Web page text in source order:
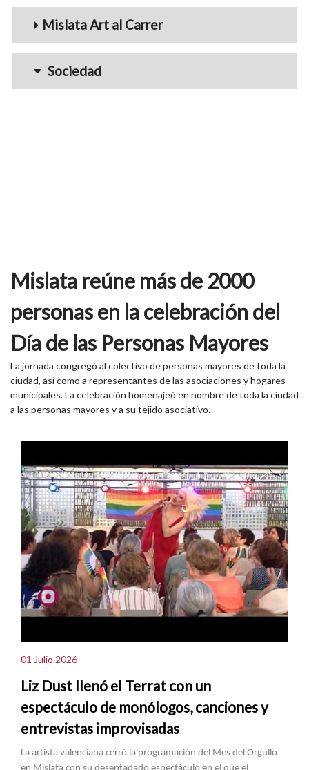
Mislata Art al Carrer
Sociedad
Mislata reúne más de 2000
personas en la celebración del
Día de las Personas Mayores
La jornada congregó al colectivo de personas mayores de toda la
ciudad, así como a representantes de las asociaciones y hogares
municipales. La celebración homenajeó en nombre de toda la ciudad
a las personas mayores y a su tejido asociativo.
01 Julio 2026
Liz Dust llenó el Terrat con un
espectáculo de monólogos, canciones y
entrevistas improvisadas
La artista valenciana cerró la programación del Mes del Orgullo